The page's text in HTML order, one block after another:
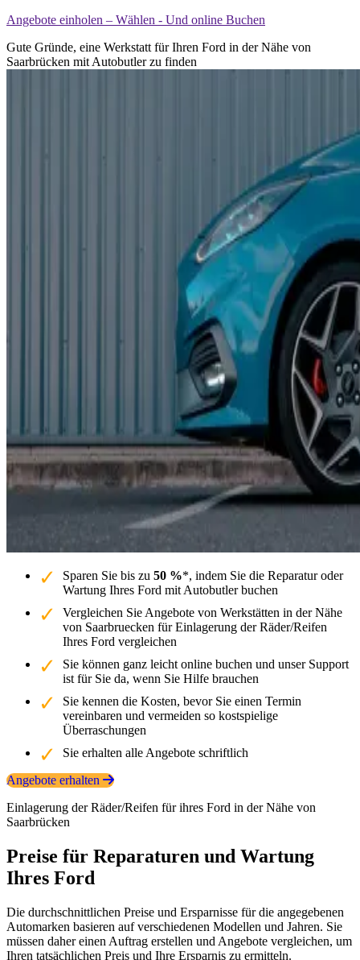
Angebote einholen – Wählen - Und online Buchen
Gute Gründe, eine Werkstatt für Ihren Ford in der Nähe von
Saarbrücken mit Autobutler zu finden
Sparen Sie bis zu 50 %*, indem Sie die Reparatur oder
Wartung Ihres Ford mit Autobutler buchen
Vergleichen Sie Angebote von Werkstätten in der Nähe
von Saarbruecken für Einlagerung der Räder/Reifen
Ihres Ford vergleichen
Sie können ganz leicht online buchen und unser Support
ist für Sie da, wenn Sie Hilfe brauchen
Sie kennen die Kosten, bevor Sie einen Termin
vereinbaren und vermeiden so kostspielige
Überraschungen
Sie erhalten alle Angebote schriftlich
Angebote erhalten
Einlagerung der Räder/Reifen für ihres Ford in der Nähe von
Saarbrücken
Preise für Reparaturen und Wartung
Ihres Ford
Die durchschnittlichen Preise und Ersparnisse für die angegebenen
Automarken basieren auf verschiedenen Modellen und Jahren. Sie
müssen daher einen Auftrag erstellen und Angebote vergleichen, um
Ihren tatsächlichen Preis und Ihre Ersparnis zu ermitteln.